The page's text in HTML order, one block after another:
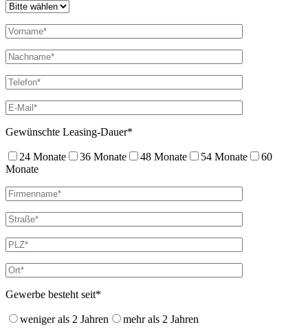
Gewünschte Leasing-Dauer*
24 Monate 36 Monate 48 Monate 54 Monate
60
Monate
Gewerbe besteht seit*
weniger als 2 Jahren mehr als 2 Jahren